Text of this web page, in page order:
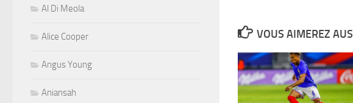
VOUS AIMEREZ
Al Di Meola
Alice Cooper
Angus Young
Aniansah